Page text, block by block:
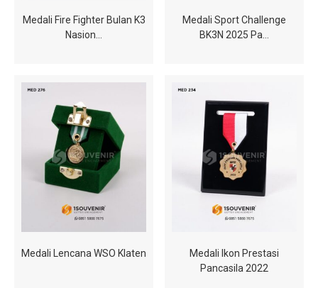
Medali Fire Fighter Bulan K3
Nasion…
Medali Sport Challenge
BK3N 2025 Pa…
Medali Lencana WSO Klaten
Medali Ikon Prestasi
Pancasila 2022